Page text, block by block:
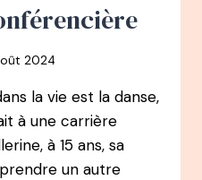
2024
la vie est la danse,
à une carrière
à 15 ans, sa
un autre